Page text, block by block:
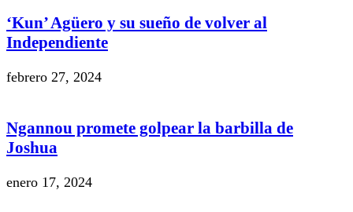
‘Kun’ Agüero y su sueño de volver al
Independiente
febrero 27, 2024
Ngannou promete golpear la barbilla de
Joshua
enero 17, 2024